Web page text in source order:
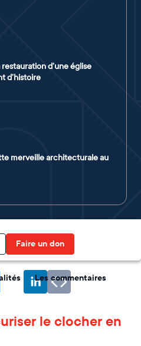
restauration d’une église
d’histoire
merveille architecturale au
Faire un don
Les commentaires
le clocher en